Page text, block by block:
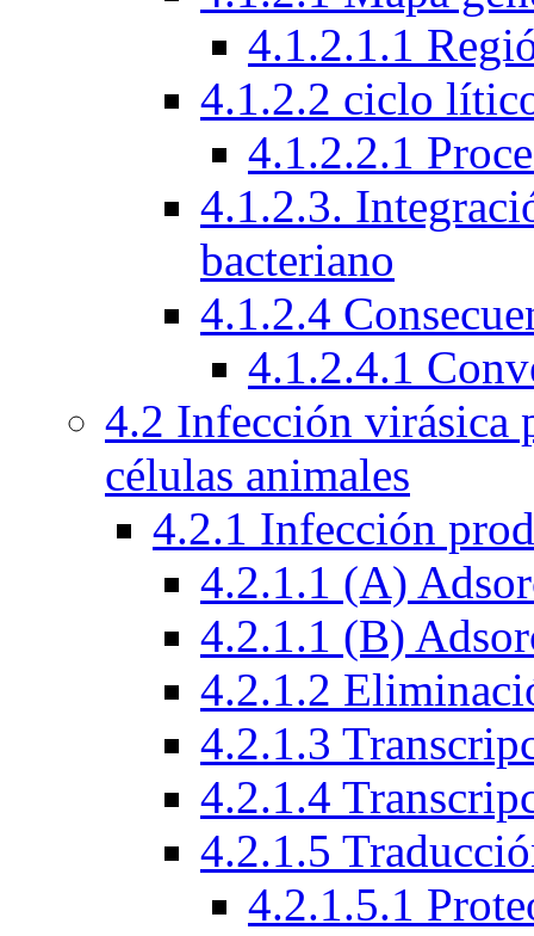
4.1.2.1.1
4.1.2.2 ciclo
4.1.2.2.1
4.1.2.3.
bacteriano
4.1.2.4
4.1.2.4.1
4.2 Infección virásica
células animales
4.2.1 Infección
4.2.1.1 (A)
4.2.1.1 (B)
4.2.1.2
4.2.1.3
4.2.1.4
4.2.1.5
4.2.1.5.1